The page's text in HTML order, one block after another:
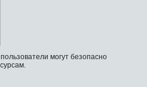
пользователи могут безопасно